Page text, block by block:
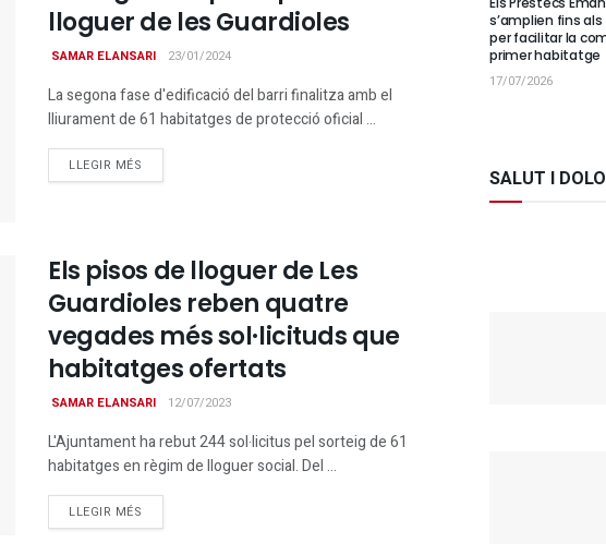
lloguer de les Guardioles
SAMAR ELANSARI 23/01/2024
La segona fase d'edificació del barri finalitza amb el
lliurament de 61 habitatges de protecció oficial ...
LLEGIR MÉS
Els pisos de lloguer de Les
Guardioles reben quatre
vegades més sol·licituds que
habitatges ofertats
SAMAR ELANSARI 12/07/2023
L'Ajuntament ha rebut 244 sol·licitus pel sorteig de 61
habitatges en règim de lloguer social. Del ...
LLEGIR MÉS
s’amplien fins
per facilitar la
primer habitatge
17/07/2026
SALUT I